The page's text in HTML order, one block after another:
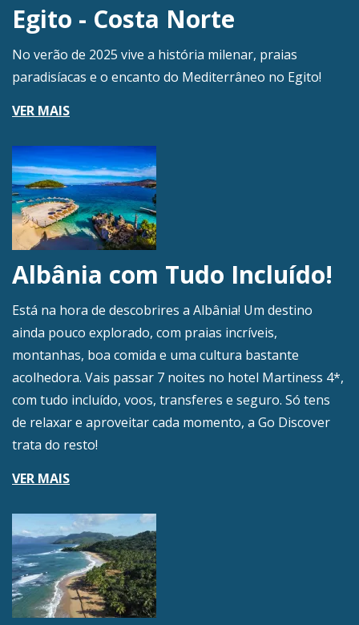
Egito - Costa Norte
No verão de 2025 vive a história milenar, praias
paradisíacas e o encanto do Mediterrâneo no Egito!
VER MAIS
Albânia com Tudo Incluído!
Está na hora de descobrires a Albânia! Um destino
ainda pouco explorado, com praias incríveis,
montanhas, boa comida e uma cultura bastante
acolhedora. Vais passar 7 noites no hotel Martiness 4*,
com tudo incluído, voos, transferes e seguro. Só tens
de relaxar e aproveitar cada momento, a Go Discover
trata do resto!
VER MAIS